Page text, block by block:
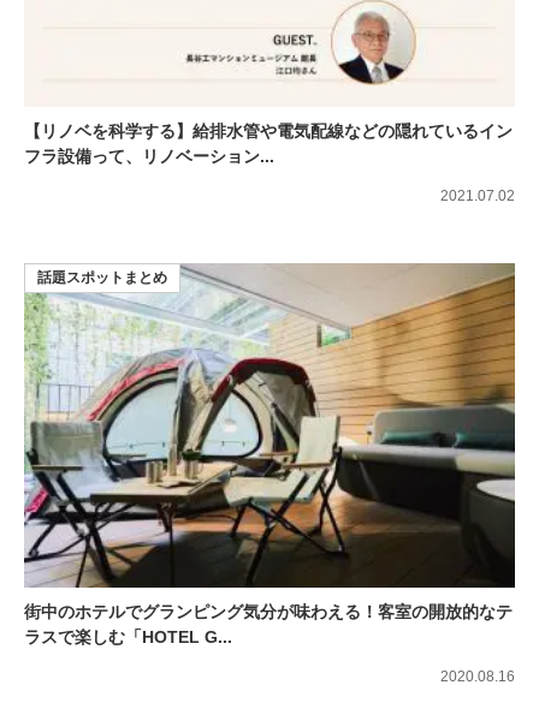
【リノベを科学する】給排水管や電気配線などの隠れているイン
フラ設備って、リノベーション...
2021.07.02
街中のホテルでグランピング気分が味わえる！客室の開放的なテ
ラスで楽しむ「HOTEL G...
話題スポットまとめ
2020.08.16